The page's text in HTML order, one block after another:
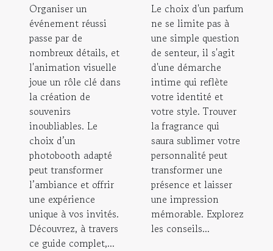
Organiser un
événement réussi
passe par de
nombreux détails, et
l'animation visuelle
joue un rôle clé dans
la création de
souvenirs
inoubliables. Le
choix d’un
photobooth adapté
peut transformer
l’ambiance et offrir
une expérience
unique à vos invités.
Découvrez, à travers
ce guide complet,...
Le choix d'un parfum
ne se limite pas à
une simple question
de senteur, il s'agit
d'une démarche
intime qui reflète
votre identité et
votre style. Trouver
la fragrance qui
saura sublimer votre
personnalité peut
transformer une
présence et laisser
une impression
mémorable. Explorez
les conseils...